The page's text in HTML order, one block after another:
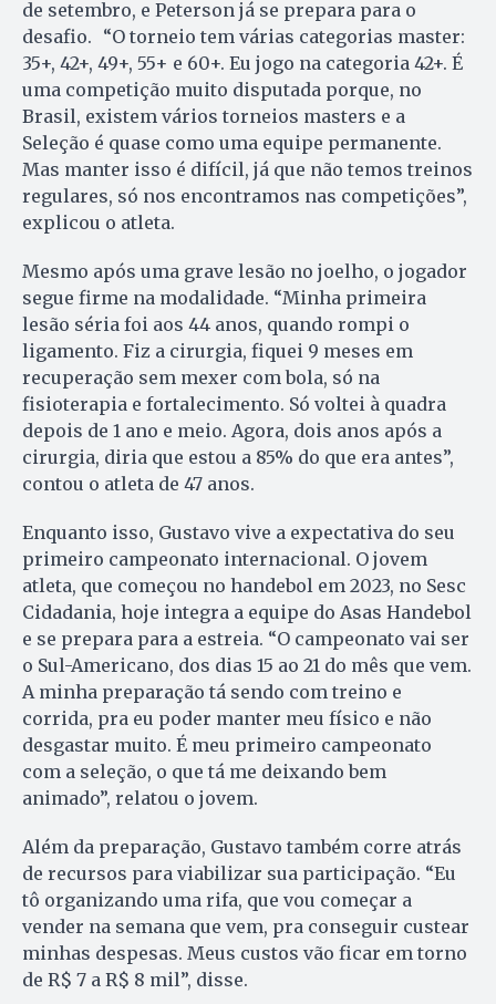
de setembro, e Peterson já se prepara para o
desafio. “O torneio tem várias categorias master:
35+, 42+, 49+, 55+ e 60+. Eu jogo na categoria 42+. É
uma competição muito disputada porque, no
Brasil, existem vários torneios masters e a
Seleção é quase como uma equipe permanente.
Mas manter isso é difícil, já que não temos treinos
regulares, só nos encontramos nas competições”,
explicou o atleta.
Mesmo após uma grave lesão no joelho, o jogador
segue firme na modalidade. “Minha primeira
lesão séria foi aos 44 anos, quando rompi o
ligamento. Fiz a cirurgia, fiquei 9 meses em
recuperação sem mexer com bola, só na
fisioterapia e fortalecimento. Só voltei à quadra
depois de 1 ano e meio. Agora, dois anos após a
cirurgia, diria que estou a 85% do que era antes”,
contou o atleta de 47 anos.
Enquanto isso, Gustavo vive a expectativa do seu
primeiro campeonato internacional. O jovem
atleta, que começou no handebol em 2023, no Sesc
Cidadania, hoje integra a equipe do Asas Handebol
e se prepara para a estreia. “O campeonato vai ser
o Sul-Americano, dos dias 15 ao 21 do mês que vem.
A minha preparação tá sendo com treino e
corrida, pra eu poder manter meu físico e não
desgastar muito. É meu primeiro campeonato
com a seleção, o que tá me deixando bem
animado”, relatou o jovem.
Além da preparação, Gustavo também corre atrás
de recursos para viabilizar sua participação. “Eu
tô organizando uma rifa, que vou começar a
vender na semana que vem, pra conseguir custear
minhas despesas. Meus custos vão ficar em torno
de R$ 7 a R$ 8 mil”, disse.